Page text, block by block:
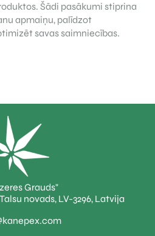
Šādi pasākumi stiprina
apmaiņu, palīdzot
savas saimniecības.
Grauds"
novads, LV-3296, Latvija